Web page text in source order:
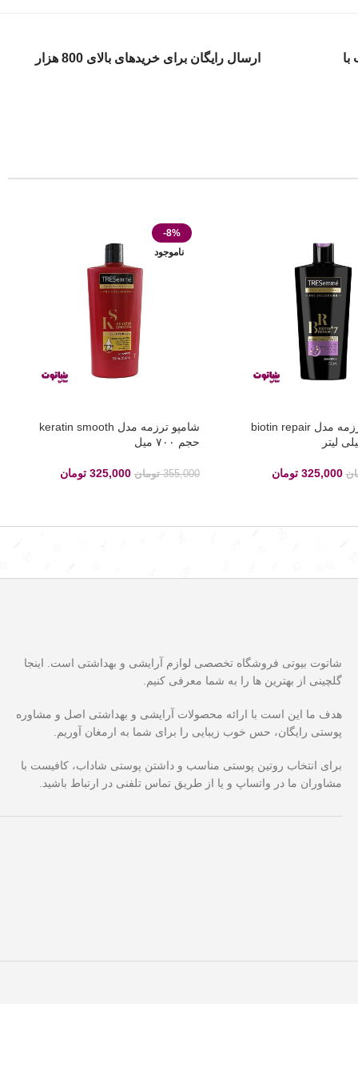
ارسال رایگان برای خریدهای بالای 800 هزار
شامپو مو ترزمه مدل biotin repair
325,000 تومان
-8%
ناموجود
شامپو ترزمه مدل keratin smooth
حجم ۷۰۰ میل
355,000 تومان 325,000 تومان
شاتوت بیوتی فروشگاه تخصصی لوازم آرایشی و بهداشتی است. اینجا
گلچینی از بهترین ها را به شما معرفی کنیم.
هدف ما این است با ارائه محصولات آرایشی و بهداشتی اصل و مشاوره
پوستی رایگان، حس خوب زیبایی را برای شما به ارمغان آوریم.
برای انتخاب روتین پوستی مناسب و داشتن پوستی شاداب، کافیست با
مشاوران ما در واتساپ و یا از طریق تماس تلفنی در ارتباط باشید.